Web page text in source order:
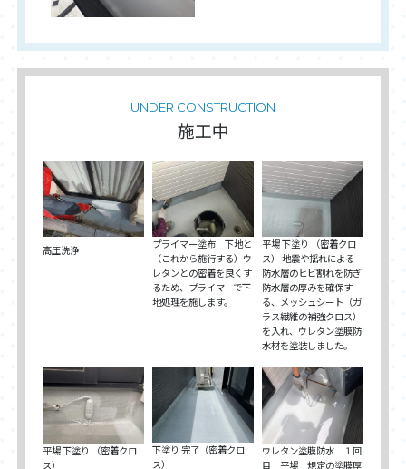
UNDER CONSTRUCTION
施工中
高圧洗浄
プライマー塗布 下地と
（これから施行する）ウ
レタンとの密着を良くす
るため、プライマーで下
地処理を施します。
平場 下塗り （密着クロ
ス） 地震や揺れによる
防水層のヒビ割れを防ぎ
防水層の厚みを確保す
る、メッシュシート（ガ
ラス繊維の補強クロス）
を入れ、ウレタン塗膜防
水材を塗装しました。
平場 下塗り （密着クロ
ス）
下塗り 完了（密着クロ
ス）
ウレタン塗膜防水 １回
目 平場 規定の塗膜厚